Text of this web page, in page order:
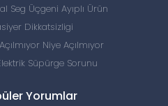
Seg Üçgeni Ayıplı Ürün
Dikkatsizligi
Niye Açılmıyor
Süpürge Sorunu
Yorumlar